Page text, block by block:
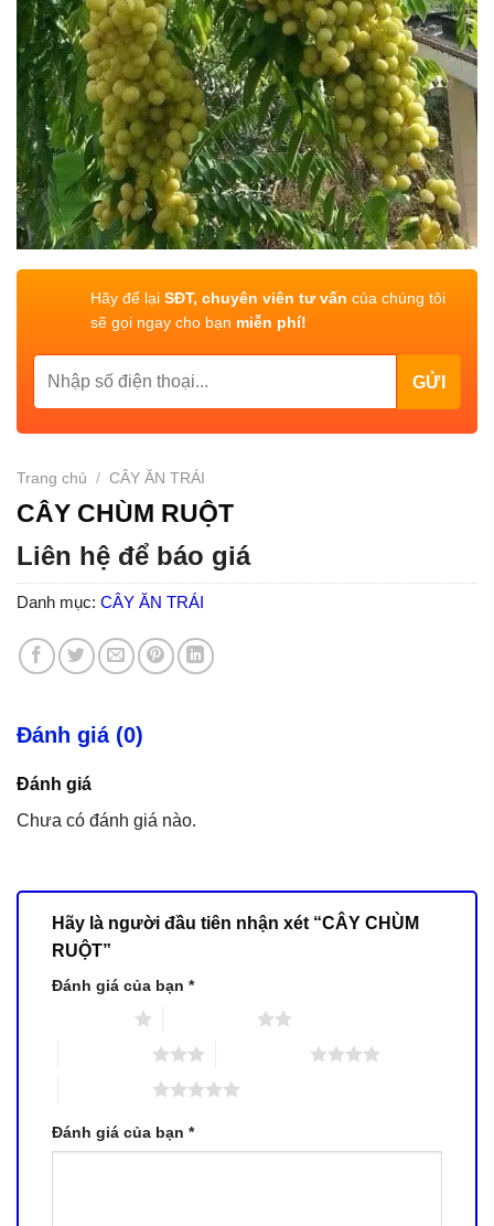
Hãy để lại SĐT, chuyên viên tư vấn của chúng tôi
sẽ gọi ngay cho bạn miễn phí!
Trang chủ / CÂY ĂN TRÁI
CÂY CHÙM RUỘT
Liên hệ để báo giá
Danh mục: CÂY ĂN TRÁI
Đánh giá (0)
Đánh giá
Chưa có đánh giá nào.
Hãy là người đầu tiên nhận xét “CÂY CHÙM
RUỘT”
Đánh giá của bạn *
Đánh giá của bạn *